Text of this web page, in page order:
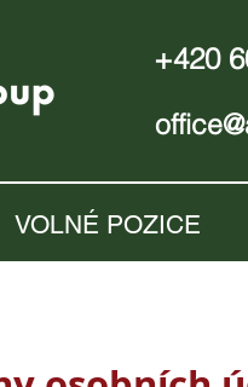
+420
VOLNÉ POZICE